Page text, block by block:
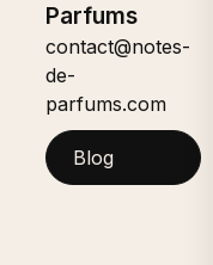
Parfums
contact@notes-
de-
parfums.com
Blog